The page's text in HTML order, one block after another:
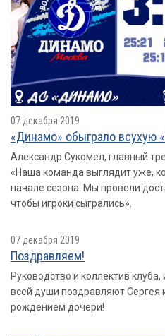
07 декабря 2019
«Динамо» обыграло всухую
Александр Сукомел, главный
«Наша команда выглядит уже,
начале сезона. Мы провели
чтобы игроки сыгрались».
07 декабря 2019
Поздравляем!
Руководство и коллектив
всей души поздравляют Сергея
рождением дочери!